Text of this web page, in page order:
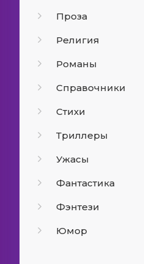
Проза
Религия
Романы
Справочники
Стихи
Триллеры
Ужасы
Фантастика
Фэнтези
Юмор